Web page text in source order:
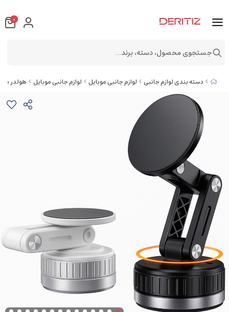
دسته بندی لوازم جانبی لوازم جانبی موبایل لوازم جانبی موبایل هولدر
0
جستجوی محصول، دسته، برند...